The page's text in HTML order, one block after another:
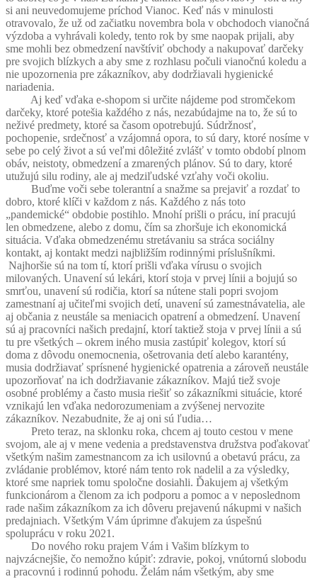
si ani neuvedomujeme príchod Vianoc. Keď nás v minulosti
otravovalo, že už od začiatku novembra bola v obchodoch vianočná
výzdoba a vyhrávali koledy, tento rok by sme naopak prijali, aby
sme mohli bez obmedzení navštíviť obchody a nakupovať darčeky
pre svojich blízkych a aby sme z rozhlasu počuli vianočnú koledu a
nie upozornenia pre zákazníkov, aby dodržiavali hygienické
nariadenia.
Aj keď vďaka e-shopom si určite nájdeme pod stromčekom
darčeky, ktoré potešia každého z nás, nezabúdajme na to, že sú to
neživé predmety, ktoré sa časom opotrebujú. Súdržnosť,
pochopenie, srdečnosť a vzájomná opora, to sú dary, ktoré nosíme v
sebe po celý život a sú veľmi dôležité zvlášť v tomto období plnom
obáv, neistoty, obmedzení a zmarených plánov. Sú to dary, ktoré
utužujú silu rodiny, ale aj medziľudské vzťahy voči okoliu.
Buďme voči sebe tolerantní a snažme sa prejaviť a rozdať to
dobro, ktoré klíči v každom z nás. Každého z nás toto
„pandemické“ obdobie postihlo. Mnohí prišli o prácu, iní pracujú
len obmedzene, alebo z domu, čím sa zhoršuje ich ekonomická
situácia. Vďaka obmedzenému stretávaniu sa stráca sociálny
kontakt, aj kontakt medzi najbližším rodinnými príslušníkmi.
Najhoršie sú na tom tí, ktorí prišli vďaka vírusu o svojich
milovaných. Unavení sú lekári, ktorí stoja v prvej línii a bojujú so
smrťou, unavení sú rodičia, ktorí sa nútene stali popri svojom
zamestnaní aj učiteľmi svojich detí, unavení sú zamestnávatelia, ale
aj občania z neustále sa meniacich opatrení a obmedzení. Unavení
sú aj pracovníci našich predajní, ktorí taktiež stoja v prvej línii a sú
tu pre všetkých – okrem iného musia zastúpiť kolegov, ktorí sú
doma z dôvodu onemocnenia, ošetrovania detí alebo karantény,
musia dodržiavať sprísnené hygienické opatrenia a zároveň neustále
upozorňovať na ich dodržiavanie zákazníkov. Majú tiež svoje
osobné problémy a často musia riešiť so zákazníkmi situácie, ktoré
vznikajú len vďaka nedorozumeniam a zvýšenej nervozite
zákazníkov. Nezabudnite, že aj oni sú ľudia…
Preto teraz, na sklonku roka, chcem aj touto cestou v mene
svojom, ale aj v mene vedenia a predstavenstva družstva poďakovať
všetkým našim zamestnancom za ich usilovnú a obetavú prácu, za
zvládanie problémov, ktoré nám tento rok nadelil a za výsledky,
ktoré sme napriek tomu spoločne dosiahli. Ďakujem aj všetkým
funkcionárom a členom za ich podporu a pomoc a v neposlednom
rade našim zákazníkom za ich dôveru prejavenú nákupmi v našich
predajniach. Všetkým Vám úprimne ďakujem za úspešnú
spoluprácu v roku 2021.
Do nového roku prajem Vám i Vašim blízkym to
najvzácnejšie, čo nemožno kúpiť: zdravie, pokoj, vnútornú slobodu
a pracovnú i rodinnú pohodu. Želám nám všetkým, aby sme